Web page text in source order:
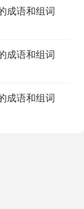
成语和组词
成语和组词
成语和组词